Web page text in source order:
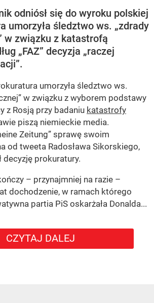
odniósł się do wyroku polskiej
umorzyła śledztwo ws. „zdrady
w związku z katastrofą
„FAZ” decyzja „raczej
umorzyła śledztwo ws.
w związku z wyborem podstawy
z Rosją przy badaniu katastrofy
piszą niemieckie media.
Zeitung” sprawę swoim
od tweeta Radosława Sikorskiego,
decyzję prokuratury.
– przynajmniej na razie –
dochodzenie, w ramach którego
partia PiS oskarżała Donalda...
CZYTAJ DALEJ